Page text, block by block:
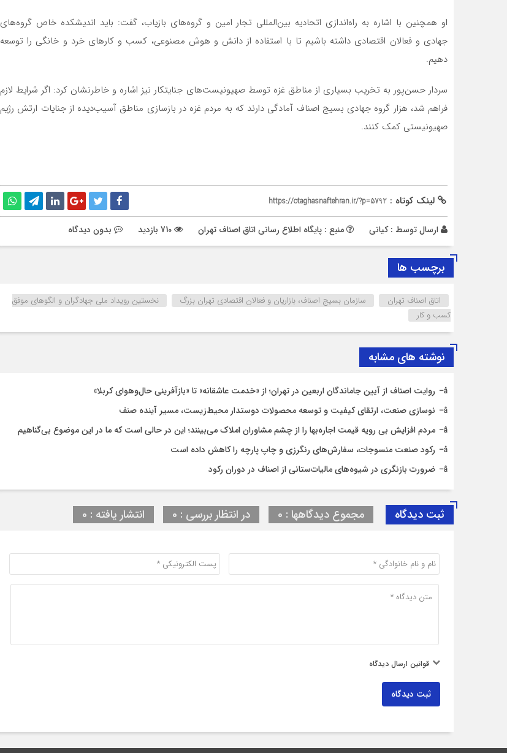
او همچنین با اشاره به راه‌اندازی اتحادیه بین‌المللی تجار امین و گروه‌های بازیاب، گفت: باید اندیشکده خاص گروه‌های
جهادی و فعالان اقتصادی داشته باشیم تا با استفاده از دانش و هوش مصنوعی، کسب و کارهای خرد و خانگی را توسعه
دهیم.
سردار حسن‌پور به تخریب بسیاری از مناطق غزه توسط صهیونیست‌های جنایتکار نیز اشاره و خاطرنشان کرد: اگر شرایط لازم
فراهم شد، هزار گروه جهادی بسیج اصناف آمادگی دارند که به مردم غزه در بازسازی مناطق آسیب‌دیده از جنایات ارتش رژیم
صهیونیستی کمک کنند.
لینک کوتاه : https://otaghasnaftehran.ir/?p=5792
ارسال توسط :کیانی منبع : پایگاه اطلاع رسانی اتاق اصناف تهران بدون دیدگاه
برچسب ها
اتاق اصناف تهران سازمان بسیج اصناف، بازاریان و فعالان اقتصادی تهران بزرگ
نخستین رویداد ملی جهادگران و الگوهای موفق
کسب و کار
نوشته های مشابه
روایت اصناف از آیین جاماندگان اربعین در تهران؛ از «خدمت عاشقانه» تا «بازآفرینی حال‌وهوای کربلا»
نوسازی صنعت، ارتقای کیفیت و توسعه محصولات دوستدار محیط‌زیست، مسیر آینده صنف
مردم افزایش بی رویه قیمت اجاره‌بها را از چشم مشاوران املاک می‌بینند؛ این در حالی است که ما در این موضوع بی‌گناهیم
رکود صنعت منسوجات، سفارش‌های رنگرزی و چاپ پارچه را کاهش داده است
ضرورت بازنگری در شیوه‌های مالیات‌ستانی از اصناف در دوران رکود
ثبت دیدگاه مجموع دیدگاهها : 0 در انتظار بررسی : 0 انتشار یافته : 0
قوانین ارسال دیدگاه
ثبت دیدگاه